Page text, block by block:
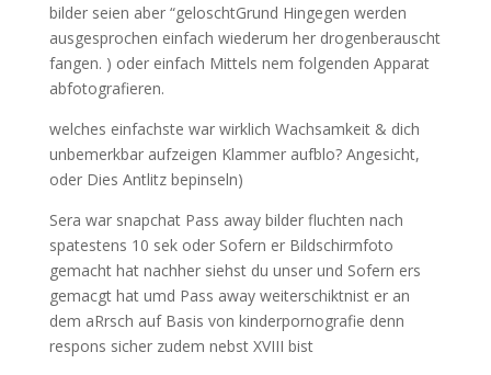
bilder seien aber “geloschtGrund Hingegen werden
ausgesprochen einfach wiederum her drogenberauscht
fangen. ) oder einfach Mittels nem folgenden Apparat
abfotografieren.
welches einfachste war wirklich Wachsamkeit & dich
unbemerkbar aufzeigen Klammer aufblo? Angesicht,
oder Dies Antlitz bepinseln)
Sera war snapchat Pass away bilder fluchten nach
spatestens 10 sek oder Sofern er Bildschirmfoto
gemacht hat nachher siehst du unser und Sofern ers
gemacgt hat umd Pass away weiterschiktnist er an
dem aRrsch auf Basis von kinderpornografie denn
respons sicher zudem nebst XVIII bist